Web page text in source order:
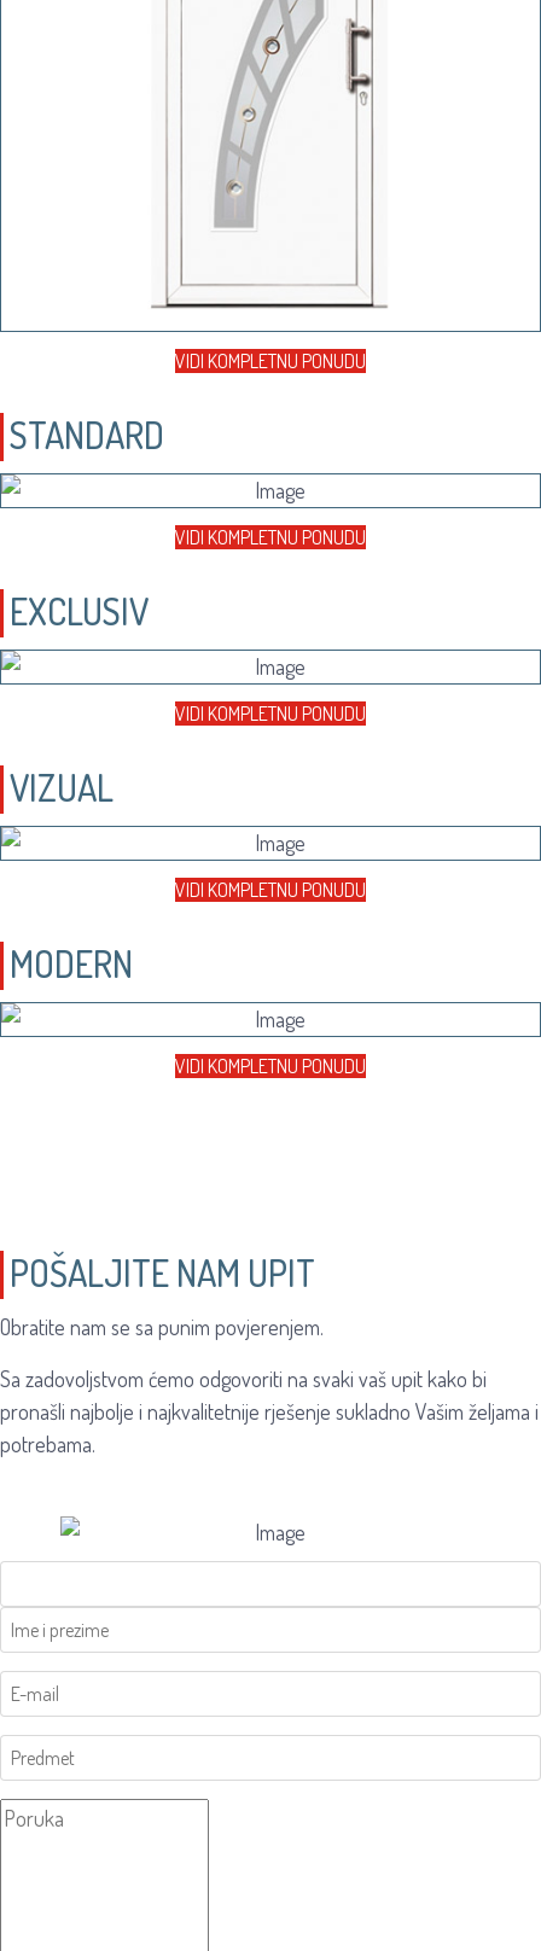
VIDI KOMPLETNU PONUDU
STANDARD
VIDI KOMPLETNU PONUDU
EXCLUSIV
VIDI KOMPLETNU PONUDU
VIZUAL
VIDI KOMPLETNU PONUDU
MODERN
VIDI KOMPLETNU PONUDU
POŠALJITE NAM UPIT
Obratite nam se sa punim povjerenjem.
Sa zadovoljstvom ćemo odgovoriti na svaki vaš upit kako bi
pronašli najbolje i najkvalitetnije rješenje sukladno Vašim željama i
potrebama.